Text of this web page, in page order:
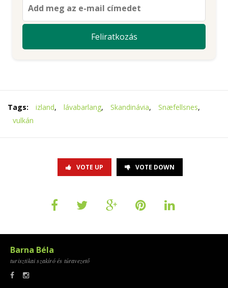
Tags: izland, lávabarlang, Skandinávia, Snæfellsnes,
vulkán
VOTE UP VOTE DOWN
Barna Béla
turisztikai szakíró és túravezető